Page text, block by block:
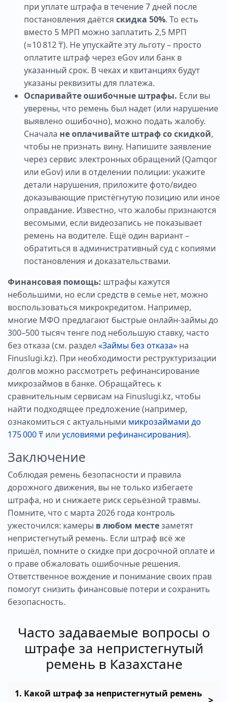
при уплате штрафа в течение 7 дней после
постановления даётся скидка 50%. То есть
вместо 5 МРП можно заплатить 2,5 МРП
(≈10 812 ₸). Не упускайте эту льготу – просто
оплатите штраф через eGov или банк в
указанный срок. В чеках и квитанциях будут
указаны реквизиты для платежа.
Оспаривайте ошибочные штрафы. Если вы
уверены, что ремень был надет (или нарушение
выявлено ошибочно), можно подать жалобу.
Сначала не оплачивайте штраф со скидкой,
чтобы не признать вину. Напишите заявление
через сервис электронных обращений (Qamqor
или eGov) или в отделении полиции: укажите
детали нарушения, приложите фото/видео
доказывающие пристёгнутую позицию или иное
оправдание. Известно, что жалобы признаются
весомыми, если видеозапись не показывает
ремень на водителе. Ещё один вариант –
обратиться в административный суд с копиями
постановления и доказательствами.
Финансовая помощь: штрафы кажутся
небольшими, но если средств в семье нет, можно
воспользоваться микрокредитом. Например,
многие МФО предлагают быстрые онлайн-займы до
300–500 тысяч тенге под небольшую ставку, часто
без отказа (см. раздел «Займы без отказа» на
Finuslugi.kz). При необходимости реструктуризации
долгов можно рассмотреть рефинансирование
микрозаймов в банке. Обращайтесь к
сравнительным сервисам на Finuslugi.kz, чтобы
найти подходящее предложение (например,
ознакомиться с актуальными микрозаймами до
175 000 ₸ или условиями рефинансирования).
Заключение
Соблюдая ремень безопасности и правила
дорожного движения, вы не только избегаете
штрафа, но и снижаете риск серьёзной травмы.
Помните, что с марта 2026 года контроль
ужесточился: камеры в любом местезаметят
непристегнутый ремень. Если штраф всё же
пришёл, помните о скидке при досрочной оплате и
о праве обжаловать ошибочные решения.
Ответственное вождение и понимание своих прав
помогут снизить финансовые потери и сохранить
безопасность.
Часто задаваемые вопросы о
штрафе за непристегнутый
ремень в Казахстане
1. Какой штраф за непристегнутый ремень